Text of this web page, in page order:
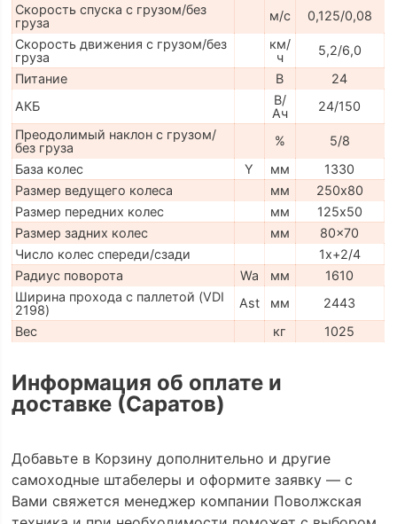
Скорость спуска с грузом/без
груза
м/с
0,125/0,08
Скорость движения с грузом/без
груза
км/
ч
5,2/6,0
Питание
В
24
АКБ
В/
Ач
24/150
Преодолимый наклон с грузом/
без груза
%
5/8
База колес
Y мм
1330
Размер ведущего колеса
мм
250х80
Размер передних колес
мм
125х50
Размер задних колес
мм
80x70
Число колес спереди/сзади
1x+2/4
Радиус поворота
Wa мм
1610
Ширина прохода с паллетой (VDI
2198)
Ast мм
2443
Вес
кг 1025
Информация об оплате и
доставке (Саратов)
Добавьте в Корзину дополнительно и другие
самоходные штабелеры и оформите заявку — с
Вами свяжется менеджер компании Поволжская